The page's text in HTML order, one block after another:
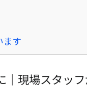
ます
現場スタッ